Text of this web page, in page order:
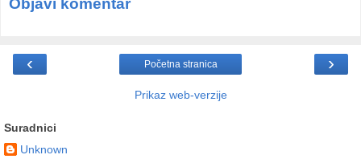
Objavi komentar
‹ ›
Početna stranica
Prikaz web-verzije
Suradnici
Unknown